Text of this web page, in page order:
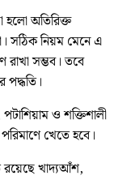
অতিরিক্ত
সঠিক নিয়ম মেনে এ
সম্ভব। তবে
পদ্ধতি।
ও শক্তিশালী
পরিমাণে খেতে হবে।
রয়েছে খাদ্যআঁশ,